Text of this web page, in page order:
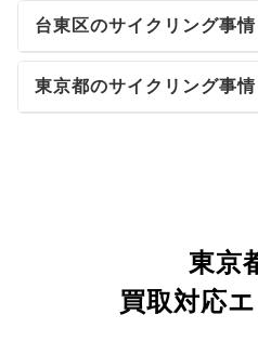
台東区のサイクリング事情
東京都のサイクリング事情
東京
買取対応